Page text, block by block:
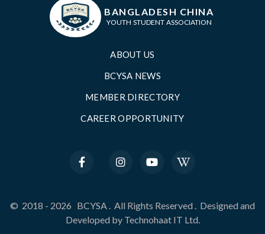
BANGLADESH CHINA
YOUTH STUDENT ASSOCIATION
ABOUT US
BCYSA NEWS
MEMBER DIRECTORY
CAREER OPPORTUNITY
© 2018 - 2026 BCYSA . All Rights Reserved . Designed and
Developed by Technohaat IT Ltd.